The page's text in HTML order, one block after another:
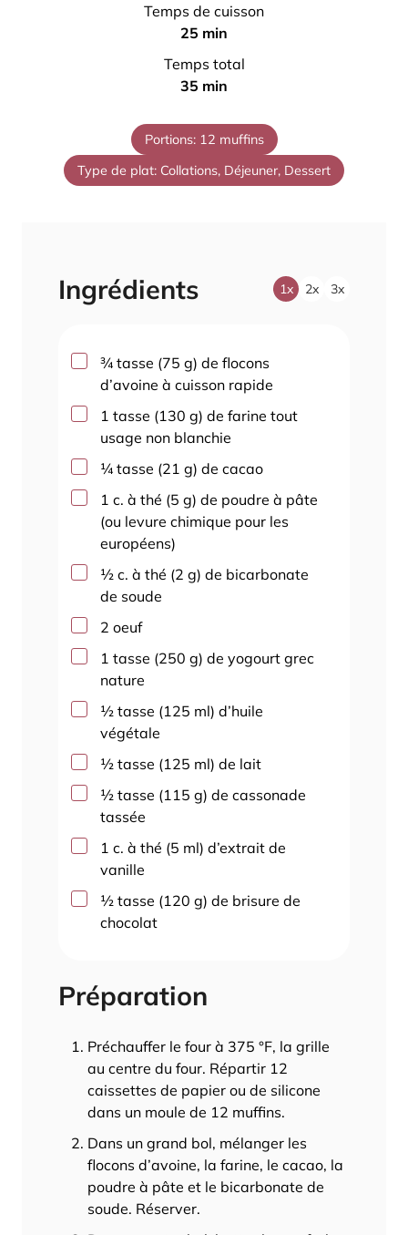
n
u
t
e
Temps de cuisson
25 m
n
u
e
min
Temps total
35 m
n
u
t
min
Portions: 12 muffins
Type de plat: Collations, Déjeuner, Dessert
Ingrédients 1x 2x 3x
▢
¾ tasse (75 g) de flocons
d’avoine à cuisson rapide
▢1 tasse (130 g) de farine tout
usage non blanchie
▢
¼ tasse (21 g) de cacao
▢1 c. à thé (5 g) de poudre à pâte
(ou levure chimique pour les
européens)
▢
½ c. à thé (2 g) de bicarbonate
de soude
▢
2 oeuf
▢1 tasse (250 g) de yogourt grec
nature
▢
½ tasse (125 ml) d’huile
végétale
▢
½ tasse (125 ml) de lait
▢
½ tasse (115 g) de cassonade
tassée
▢1 c. à thé (5 ml) d’extrait de
vanille
▢
½ tasse (120 g) de brisure de
chocolat
Préparation
Préchauffer le four à 375 °F, la grille
au centre du four. Répartir 12
caissettes de papier ou de silicone
dans un moule de 12 muffins.
Dans un grand bol, mélanger les
flocons d’avoine, la farine, le cacao, la
poudre à pâte et le bicarbonate de
soude. Réserver.